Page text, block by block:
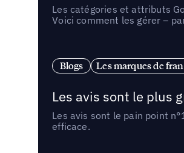
Les catégories et attributs
Voici comment les gérer –
Blogs Les marques de
Les avis sont le plus
Les avis sont le pain point
efficace.